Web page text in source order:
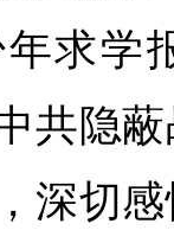
求学
共隐
深切